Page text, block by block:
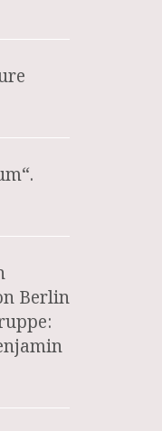
Berlin